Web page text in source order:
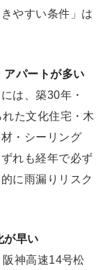
やすい条件」は
パートが多い
は、築30年・
た文化住宅・木
・シーリング
れも経年で必ず
に雨漏りリスク
が早い
神高速14号松